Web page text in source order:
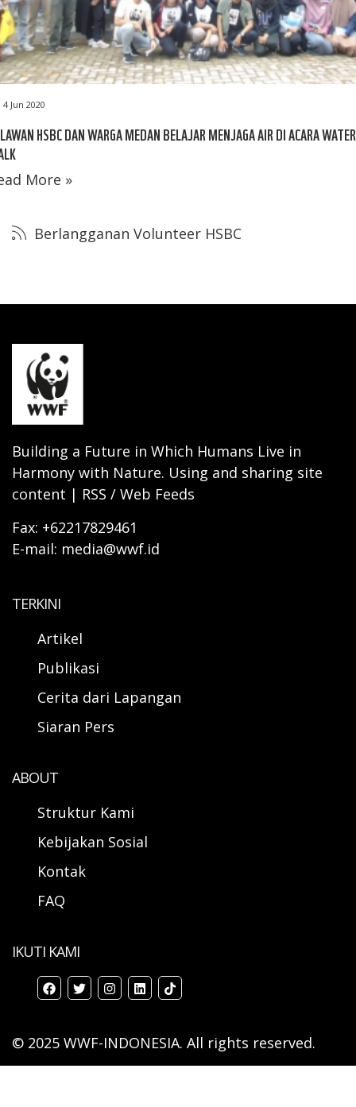
4 Jun 2020
HSBC DAN WARGA MEDAN BELAJAR MENJAGA AIR DI ACARA WATER
More »
Berlangganan Volunteer HSBC
Building a Future in Which Humans Live in
Harmony with Nature. Using and sharing site
content | RSS / Web Feeds
Fax: +62217829461
E-mail: media@wwf.id
TERKINI
Artikel
Publikasi
Cerita dari Lapangan
Siaran Pers
ABOUT
Struktur Kami
Kebijakan Sosial
Kontak
FAQ
IKUTI KAMI
© 2025 WWF-INDONESIA. All rights reserved.